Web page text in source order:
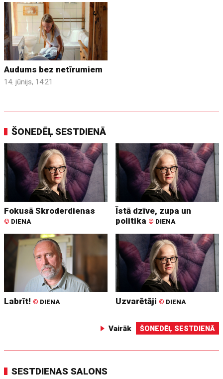
Audums bez netīrumiem
14. jūnijs, 14:21
ŠONEDĒĻ SESTDIENĀ
Fokusā Skroderdienas
© DIENA
Īstā dzīve, zupa un
politika © DIENA
Labrīt! © DIENA Uzvarētāji © DIENA
Vairāk ŠONEDĒĻ SESTDIENĀ
SESTDIENAS SALONS